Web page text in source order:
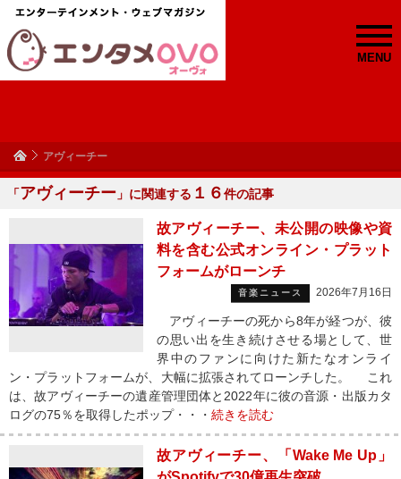
MENU
アヴィーチー
「アヴィーチー 」に関連する １６件の記事
故アヴィーチー、未公開の映像や資
料を含む公式オンライン・プラット
フォームがローンチ
音楽ニュース 2026年7月16日
アヴィーチーの死から8年が経つが、彼
の思い出を生き続けさせる場として、世
界中のファンに向けた新たなオンライ
ン・プラットフォームが、大幅に拡張されてローンチした。 これ
は、故アヴィーチーの遺産管理団体と2022年に彼の音源・出版カタ
ログの75％を取得したポップ・・・ 続きを読む
故アヴィーチー、「Wake Me Up」